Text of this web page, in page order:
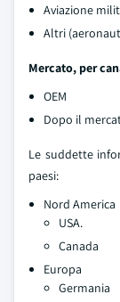
Aviazione
Altri
Mercato, per
OEM
Dopo il
Le suddette
paesi:
Nord America
USA.
Canada
Europa
Germania